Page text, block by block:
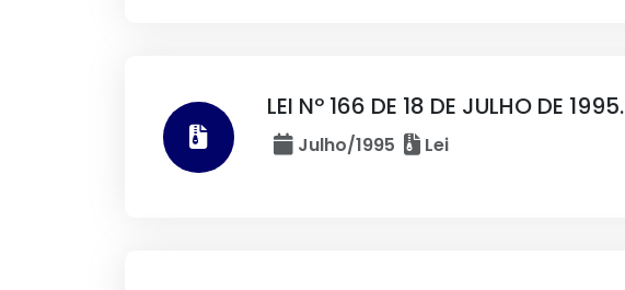
LEI Nº 166 DE 18 DE JULHO DE 1995.
Julho/1995 Lei